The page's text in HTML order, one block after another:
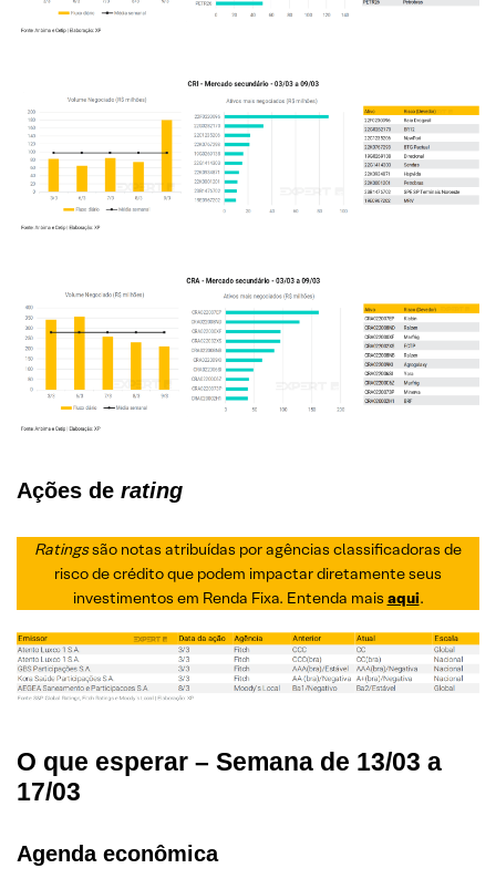
Ações de rating
Ratingssão notas atribuídas por agências classificadoras de
risco de crédito que podem impactar diretamente seus
investimentos em Renda Fixa. Entenda mais aqui.
O que esperar – Semana de 13/03 a
17/03
Agenda econômica